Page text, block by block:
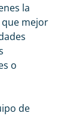
la
mejor
o
de